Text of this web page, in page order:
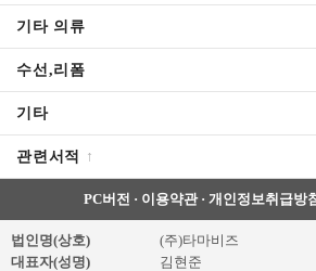
기타 의류
수선,리폼
기타
관련서적 ↑
PC버전 · 이용약관· 개인정보취급방
법인명(상호)
(주)타마비즈
대표자(성명)
김현준